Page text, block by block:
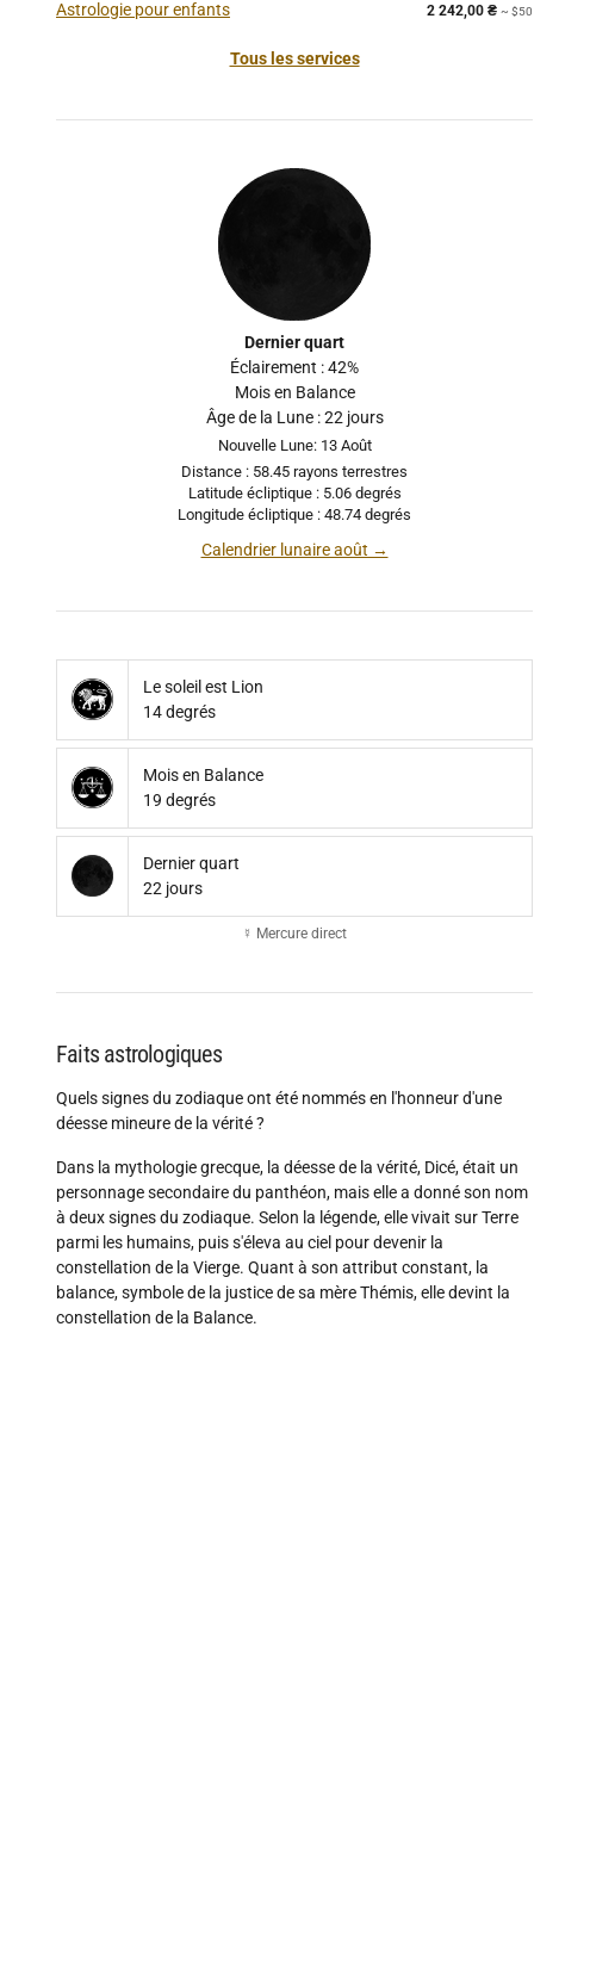
Astrologie pour enfants 2 242,00 ₴ ~ $50
Tous les services
Dernier quart
Éclairement : 42%
Mois en Balance
Âge de la Lune : 22 jours
Nouvelle Lune: 13 Août
Distance : 58.45 rayons terrestres
Latitude écliptique : 5.06 degrés
Longitude écliptique : 48.74 degrés
Calendrier lunaire août →
Le soleil est Lion
14 degrés
Mois en Balance
19 degrés
Dernier quart
22 jours
☿ Mercure direct
Faits astrologiques
Quels signes du zodiaque ont été nommés en l'honneur d'une
déesse mineure de la vérité ?
Dans la mythologie grecque, la déesse de la vérité, Dicé, était un
personnage secondaire du panthéon, mais elle a donné son nom
à deux signes du zodiaque. Selon la légende, elle vivait sur Terre
parmi les humains, puis s'éleva au ciel pour devenir la
constellation de la Vierge. Quant à son attribut constant, la
balance, symbole de la justice de sa mère Thémis, elle devint la
constellation de la Balance.